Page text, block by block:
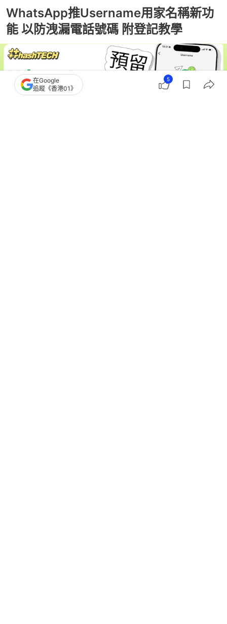
WhatsApp推Username用家名稱新功
能 以防洩漏電話號碼 附登記教學
在Google
追蹤《香港01》
5